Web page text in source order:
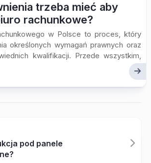
trzeba mieć aby
rachunkowe?
w Polsce to proces, który
określonych wymagań prawnych oraz
kwalifikacji. Przede wszystkim,
pod panele